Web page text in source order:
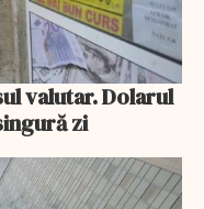
valutar. Dolarul
zi